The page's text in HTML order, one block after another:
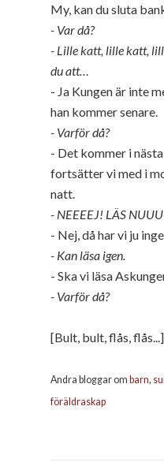
My, kan du sluta
- Var då?
- Lille katt, lille katt,
du att…
- Ja Kungen är inte
han kommer senare.
- Varför då?
- Det kommer i
fortsätter vi med i
natt.
- NEEEEJ! LÄS
- Nej, då har vi ju
- Kan läsa igen.
- Ska vi läsa
- Varför då?
[Bult, bult, flås, flås...]
Andra bloggar om barn,
föräldraskap